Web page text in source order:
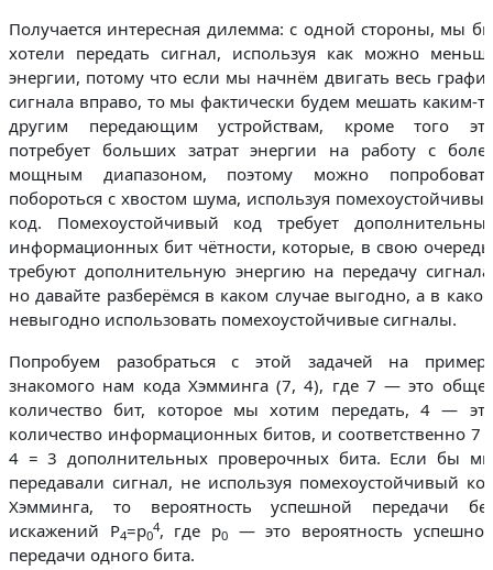
Получается интересная дилемма: с одной стороны, мы
хотели передать сигнал, используя как можно
энергии, потому что если мы начнём двигать весь
сигнала вправо, то мы фактически будем мешать каким-
другим передающим устройствам, кроме того
потребует больших затрат энергии на работу с
мощным диапазоном, поэтому можно
побороться с хвостом шума, используя
код. Помехоустойчивый код требует
информационных бит чётности, которые, в свою
требуют дополнительную энергию на передачу
но давайте разберёмся в каком случае выгодно, а в
невыгодно использовать помехоустойчивые сигналы.
Попробуем разобраться с этой задачей на
знакомого нам кода Хэмминга (7, 4), где 7 — это
количество бит, которое мы хотим передать, 4 —
количество информационных битов, и соответственно 7
4 = 3 дополнительных проверочных бита. Если бы
передавали сигнал, не используя помехоустойчивый
Хэмминга, то вероятность успешной передачи
искажений P4=p0
4, где p0
— это вероятность
передачи одного бита.